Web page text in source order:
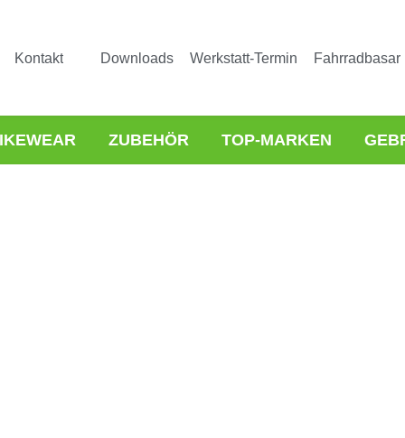
Kontakt Downloads Werkstatt-Termin Fahrradbasar
ZUBEHÖR TOP-MARKEN